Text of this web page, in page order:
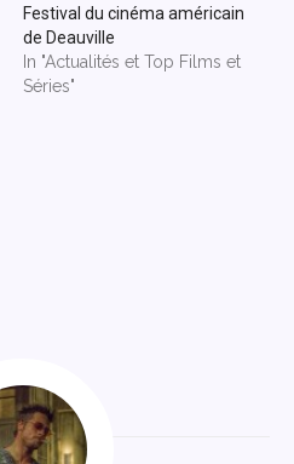
Festival du cinéma américain
de Deauville
In "Actualités et Top Films et
Séries"